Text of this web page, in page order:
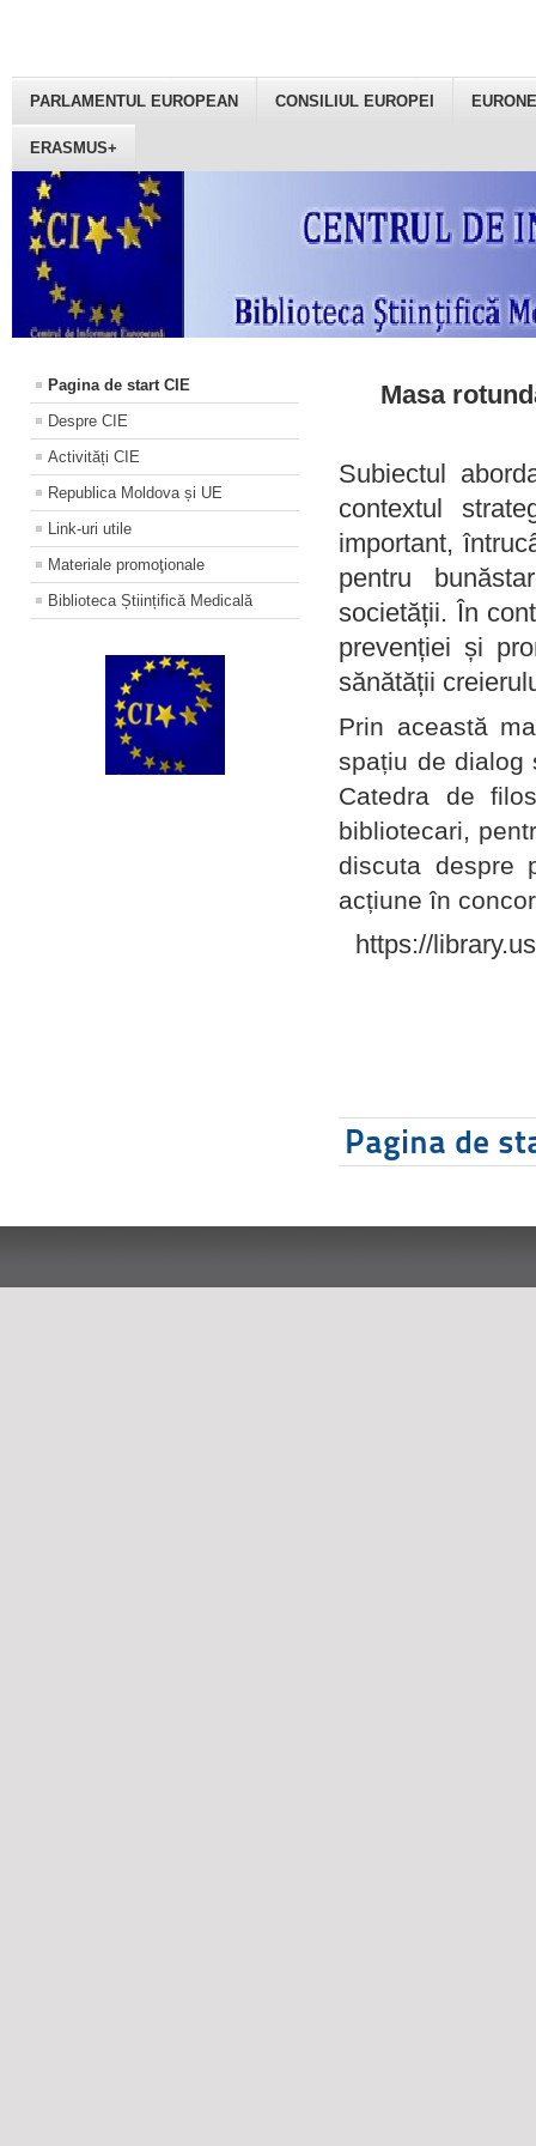
PARLAMENTUL EUROPEAN CONSILIUL EUROPEI
ERASMUS+
Pagina de start CIE
Despre CIE
Activități CIE
Republica Moldova și UE
Link-uri utile
Materiale promoţionale
Biblioteca Științifică Medicală
Masa
Subiectul
contextul
important,
pentru
societății. În
prevenției și
sănătății
Prin această
spațiu de dialog
Catedra de
bibliotecari,
discuta despre
acțiune în
https://
Pagina de